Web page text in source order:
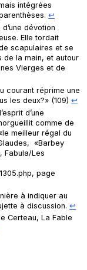
intégrées
↩︎
dévotion
Elle tordait
scapulaires et se
de la main, et autour
Vierges et de
courant réprime une
les deux?» (109)↩︎
d’une
comme de
meilleur régal du
«Barbey
Fabula/Les
page
à indiquer au
à discussion.↩︎
Certeau,La Fable